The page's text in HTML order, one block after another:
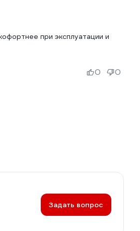
при эксплуатации и
0 0
Задать вопрос